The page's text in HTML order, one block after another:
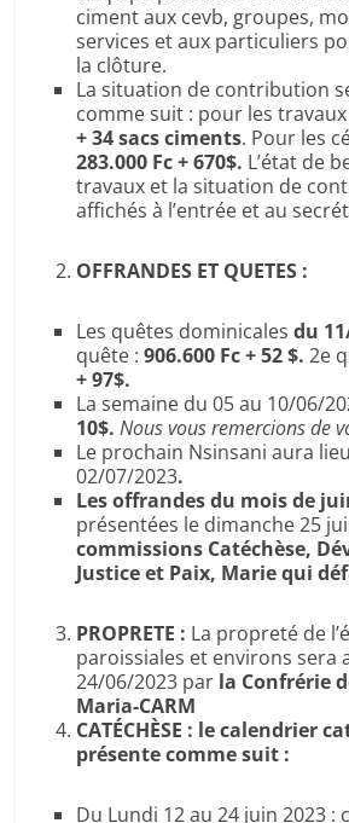
ciment aux cevb, groupes,
services et aux particuliers
la clôture.
La situation de contribution
comme suit : pour les
+ 34 sacs ciments. Pour les
283.000 Fc + 670$. L’état de
travaux et la situation de
affichés à l’entrée et au
OFFRANDES ET QUETES :
Les quêtes dominicalesdu
quête :906.600 Fc + 52 $. 2e
+ 97$.
La semaine du 05 au 10/06/
10$. Nous vous remercions de
Le prochain Nsinsani aura
02/07/2023.
Les offrandes du mois de
présentées le dimanche 25
commissions Catéchèse,
Justice et Paix, Marie qui
PROPRETE : La propreté de
paroissiales et environs sera
24/06/2023 par la Confrérie
Maria-CARM
CATÉCHÈSE : le calendrier
présente comme suit :
Du Lundi 12 au 24 juin 2023 :